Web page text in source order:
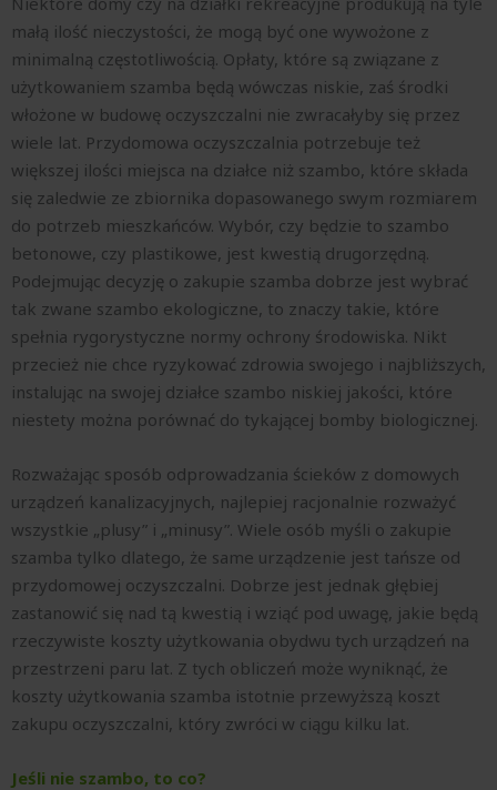
małą ilość nieczystości, że mogą być one wywożone z
minimalną częstotliwością. Opłaty, które są związane z
użytkowaniem szamba będą wówczas niskie, zaś środki
włożone w budowę oczyszczalni nie zwracałyby się przez
wiele lat. Przydomowa oczyszczalnia potrzebuje też
większej ilości miejsca na działce niż szambo, które składa
się zaledwie ze zbiornika dopasowanego swym rozmiarem
do potrzeb mieszkańców. Wybór, czy będzie to szambo
betonowe, czy plastikowe, jest kwestią drugorzędną.
Podejmując decyzję o zakupie szamba dobrze jest wybrać
tak zwane szambo ekologiczne, to znaczy takie, które
spełnia rygorystyczne normy ochrony środowiska. Nikt
przecież nie chce ryzykować zdrowia swojego i najbliższych,
instalując na swojej działce szambo niskiej jakości, które
niestety można porównać do tykającej bomby biologicznej.
Rozważając sposób odprowadzania ścieków z domowych
urządzeń kanalizacyjnych, najlepiej racjonalnie rozważyć
wszystkie „plusy” i „minusy”. Wiele osób myśli o zakupie
szamba tylko dlatego, że same urządzenie jest tańsze od
przydomowej oczyszczalni. Dobrze jest jednak głębiej
zastanowić się nad tą kwestią i wziąć pod uwagę, jakie będą
rzeczywiste koszty użytkowania obydwu tych urządzeń na
przestrzeni paru lat. Z tych obliczeń może wyniknąć, że
koszty użytkowania szamba istotnie przewyższą koszt
zakupu oczyszczalni, który zwróci w ciągu kilku lat.
Jeśli nie szambo, to co?